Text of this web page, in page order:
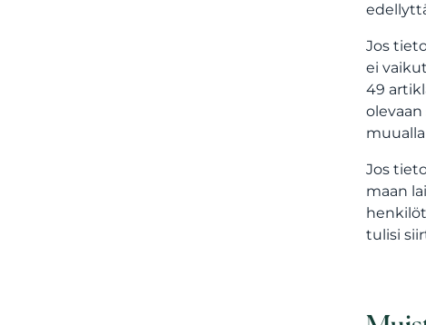
Jos
ei
49
Jos
maan
tulisi